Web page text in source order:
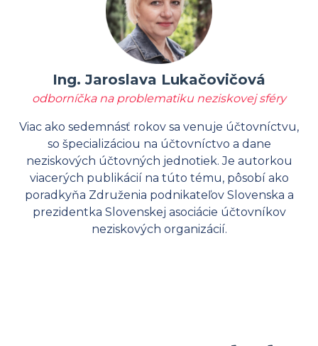
Ing. Jaroslava Lukačovičová
odborníčka na problematiku neziskovej sféry
Viac ako sedemnásť rokov sa venuje účtovníctvu,
so špecializáciou na účtovníctvo a dane
neziskových účtovných jednotiek. Je autorkou
viacerých publikácií na túto tému, pôsobí ako
poradkyňa Združenia podnikateľov Slovenska a
prezidentka Slovenskej asociácie účtovníkov
neziskových organizácií.